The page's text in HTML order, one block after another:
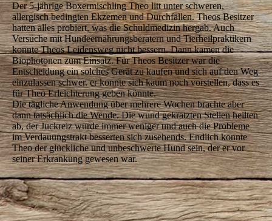
Der 5-jährige Boxermischling Theo litt unter schweren,
allergisch bedingten Ekzemen und Durchfällen. Theos Besitzer
hatten alles probiert, was die Schuldmedizin hergab. Auch
Versuche mit Hundeernährungsberatern und Tierheilpraktikern
konnte Theos Leidensweg nicht bessern. Dann kamen die
Biophotonen zum Einsatz. Für Theos Besitzer war die
Entscheidung ein solches Gerät zu kaufen und sich auf den Weg
einzulassen schwer. er konnte sich kaum noch vorstellen, dass es
für Theo Erleichterung geben könnte.
Die tägliche Anwendung über mehrere Wochen brachte aber
dann tatsächlich die Wende. Die wund gekratzten Stellen heilten
ab, der Juckreiz wurde immer weniger und auch die Probleme
im Verdauungstrakt besserten sich zusehends. Endlich konnte
Theo der glückliche und unbeschwerte Hund sein, der er vor
seiner Erkrankung gewesen war.